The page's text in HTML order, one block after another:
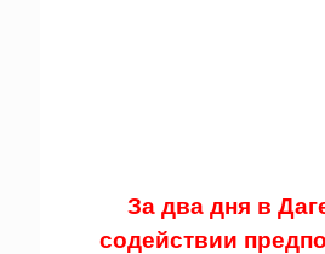
За два дня в
содействии